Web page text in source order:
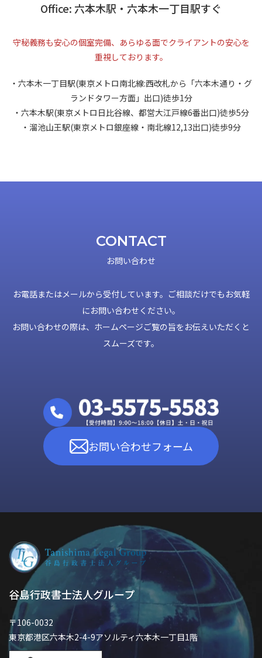
Office: 六本木駅・六本木一丁目駅すぐ
守秘義務も安心の個室完備、あらゆる面でクライアントの安心を
重視しております。
・六本木一丁目駅(東京メトロ南北線:西改札から「六本木通り・グ
ランドタワー方面」出口)徒歩1分
・六本木駅(東京メトロ日比谷線、都営大江戸線6番出口)徒歩5分
・溜池山王駅(東京メトロ銀座線・南北線12,13出口)徒歩9分
CONTACT
お問い合わせ
お電話またはメールから受付しています。ご相談だけでもお気軽
にお問い合わせください。
お問い合わせの際は、ホームページご覧の旨をお伝えいただくと
スムーズです。
お問い合わせフォーム
谷島行政書士法人グループ
〒106-0032
東京都港区六本木2-4-9アソルティ六本木一丁目1階